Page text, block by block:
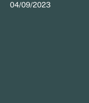
04/09/2023